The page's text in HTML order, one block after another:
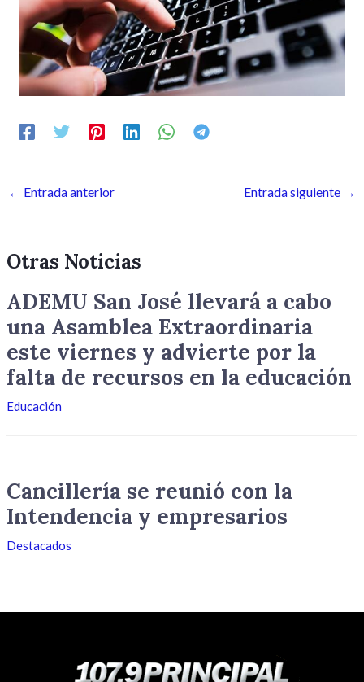
← Entrada anterior Entrada siguiente →
Otras Noticias
ADEMU San José llevará a cabo
una Asamblea Extraordinaria
este viernes y advierte por la
falta de recursos en la educación
Educación
Cancillería se reunió con la
Intendencia y empresarios
Destacados